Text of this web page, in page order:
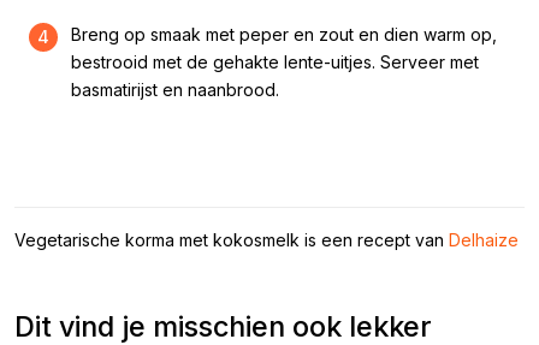
4
Breng op smaak met peper en zout en dien warm op,
bestrooid met de gehakte lente-uitjes. Serveer met
basmatirijst en naanbrood.
Vegetarische korma met kokosmelk is een recept van Delhaize
Dit vind je misschien ook lekker